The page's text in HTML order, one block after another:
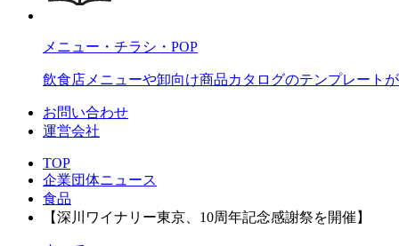
メニュー・チラシ・POP
飲食店メニューや卸向け商品カタログのテンプレート
お問い合わせ
運営会社
TOP
企業団体ニュース
食品
【深川ワイナリー東京、10周年記念感謝祭を開催】